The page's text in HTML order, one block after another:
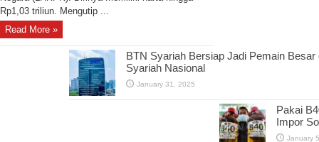
Rp1,03 triliun. Mengutip ...
Read More »
BTN Syariah Bersiap Jadi Pemain
Syariah Nasional
January 31, 2025
Pakai
Impor
January